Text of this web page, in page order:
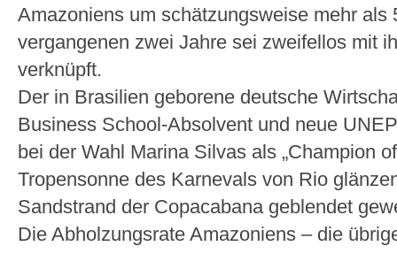
Amazoniens um schätzungsweise mehr als
vergangenen zwei Jahre sei zweifellos mit
verknüpft.
Der in Brasilien geborene deutsche
Business School-Absolvent und neue
bei der Wahl Marina Silvas als „Champion
Tropensonne des Karnevals von Rio
Sandstrand der Copacabana geblendet
Die Abholzungsrate Amazoniens – die